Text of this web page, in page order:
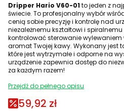
Dripper Hario V60-01 to jeden z
świecie. To profesjonalny wybór
cenią sobie precyzję i kontrolę nad
niezależnemu kształtowi i
kontrolować sterowanie wylewaniem
aromat Twojej kawy. Wykonany jest
które jest wytrzymałe i odporne na
urządzenie zapewnia dostęp do
za każdym razem!
Przejdź do pełnego opisu
59,92 zł